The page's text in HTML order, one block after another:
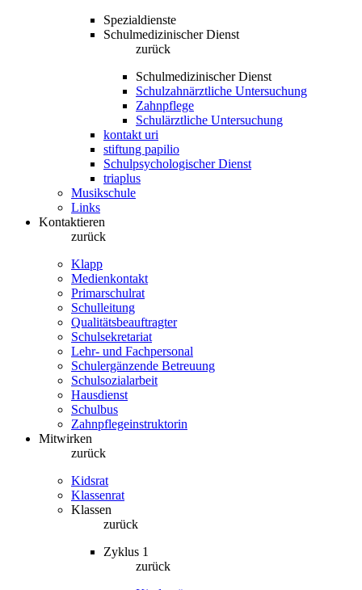
Spezialdienste
Schulmedizinischer Dienst
zurück
Schulmedizinischer Dienst
Schulzahnärztliche Untersuchung
Zahnpflege
Schulärztliche Untersuchung
kontakt uri
stiftung papilio
Schulpsychologischer Dienst
triaplus
Musikschule
Links
Kontaktieren
zurück
Klapp
Medienkontakt
Primarschulrat
Schulleitung
Qualitätsbeauftragter
Schulsekretariat
Lehr- und Fachpersonal
Schulergänzende Betreuung
Schulsozialarbeit
Hausdienst
Schulbus
Zahnpflegeinstruktorin
Mitwirken
zurück
Kidsrat
Klassenrat
Klassen
zurück
Zyklus 1
zurück